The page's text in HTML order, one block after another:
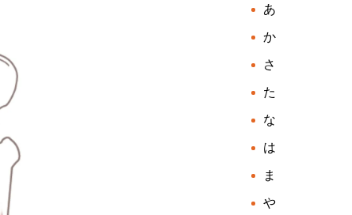
あ
か
さ
た
な
は
ま
や